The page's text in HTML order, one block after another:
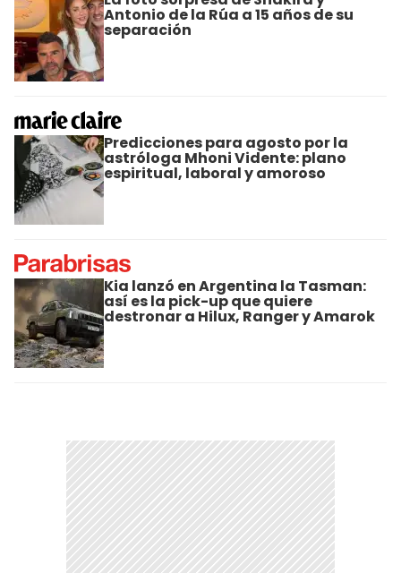
Antonio de la Rúa a 15 años de su
separación
Predicciones para agosto por la
astróloga Mhoni Vidente: plano
espiritual, laboral y amoroso
Kia lanzó en Argentina la Tasman:
así es la pick-up que quiere
destronar a Hilux, Ranger y Amarok